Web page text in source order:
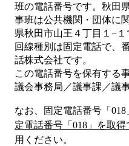
班の電話番号です。 秋田
事班は公共機関・団体に
県秋田市山王４丁目１−１
回線種別は固定電話で、
話株式会社です。
この電話番号を保有する
議会事務局／議事課／議
なお、固定電話番号「 018
定電話番号「 018 」を取
用ください。